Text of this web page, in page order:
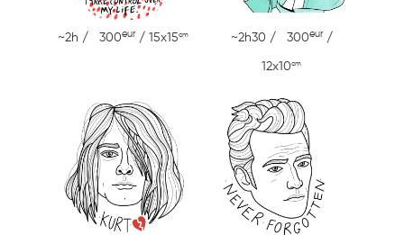
~2h / 300eur / 15x15cm ~2h30 / 300eur /
12x10cm